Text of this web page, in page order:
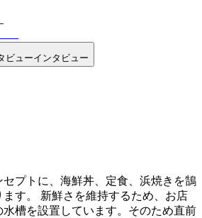
ビューインタビュー
プトに、海鮮丼、定食、浜焼きを鵠
す。 新鮮さを維持するため、お店
槽を設置しています。そのため直前